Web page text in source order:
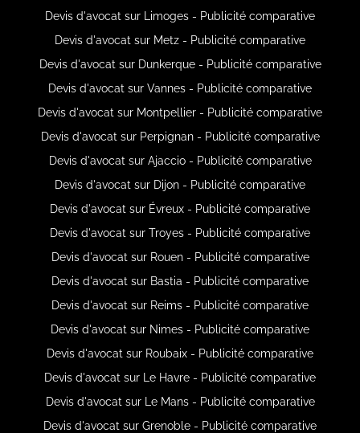
Devis d'avocat sur Limoges - Publicité comparative
Devis d'avocat sur Metz - Publicité comparative
Devis d'avocat sur Dunkerque - Publicité comparative
Devis d'avocat sur Vannes - Publicité comparative
Devis d'avocat sur Montpellier - Publicité comparative
Devis d'avocat sur Perpignan - Publicité comparative
Devis d'avocat sur Ajaccio - Publicité comparative
Devis d'avocat sur Dijon - Publicité comparative
Devis d'avocat sur Évreux - Publicité comparative
Devis d'avocat sur Troyes - Publicité comparative
Devis d'avocat sur Rouen - Publicité comparative
Devis d'avocat sur Bastia - Publicité comparative
Devis d'avocat sur Reims - Publicité comparative
Devis d'avocat sur Nimes - Publicité comparative
Devis d'avocat sur Roubaix - Publicité comparative
Devis d'avocat sur Le Havre - Publicité comparative
Devis d'avocat sur Le Mans - Publicité comparative
Devis d'avocat sur Grenoble - Publicité comparative